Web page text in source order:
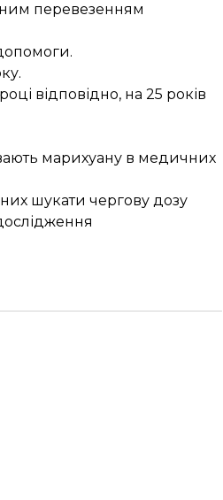
перевезенням
відповідно, на 25 років
марихуану в медичних
шукати чергову дозу